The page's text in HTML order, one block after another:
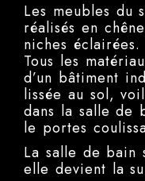
Les meubles du
réalisés en
niches éclairées.
Tous les
d’un bâtiment
lissée au sol,
dans la salle de
le portes
La salle de bain
elle devient la